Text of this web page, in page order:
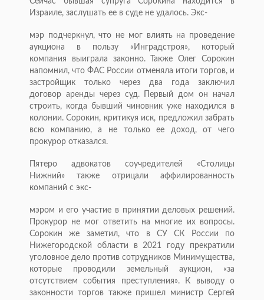
Израиле, заслушать ее в суде не удалось. Экс-
мэр подчеркнул, что не мог влиять на проведение
аукциона в пользу «Инградстроя», который
компания выиграла законно. Также Олег Сорокин
напомнил, что ФАС России отменяла итоги торгов, и
застройщик только через два года заключил
договор аренды через суд. Первый дом он начал
строить, когда бывший чиновник уже находился в
колонии. Сорокин, критикуя иск, предложил забрать
всю компанию, а не только ее доход, от чего
прокурор отказался.
Пятеро адвокатов соучредителей «Столицы
Нижний» также отрицали аффилированность
компаний с экс-
мэром и его участие в принятии деловых решений.
Прокурор не мог ответить на многие их вопросы.
Сорокин же заметил, что в СУ СК России по
Нижегородской области в 2021 году прекратили
уголовное дело против сотрудников Минимущества,
которые проводили земельный аукцион, «за
отсутствием события преступления». К выводу о
законности торгов также пришел министр Сергей